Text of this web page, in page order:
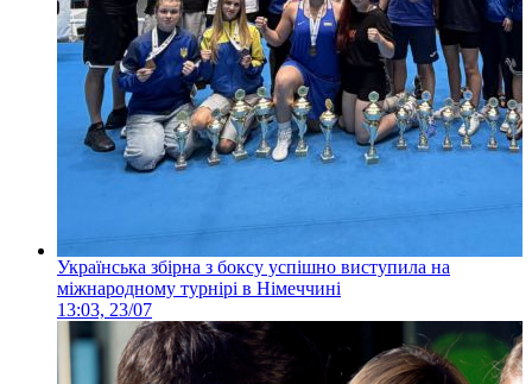
Українська збірна з боксу успішно виступила на
міжнародному турнірі в Німеччині
13:03, 23/07